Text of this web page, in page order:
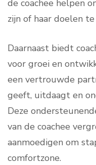
de coachee helpen
zijn of haar doelen
Daarnaast biedt
voor groei en
een vertrouwde
geeft, uitdaagt en
Deze
van de coachee
aanmoedigen om
comfortzone.